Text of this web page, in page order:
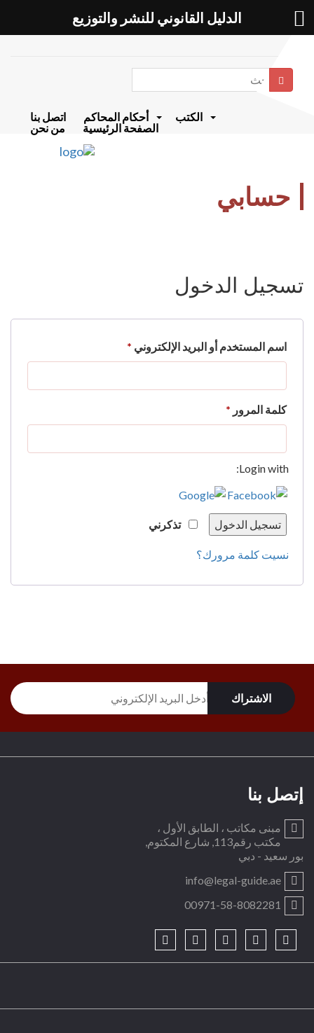
بحث
اتصل بنا أحكام المحاكم
الكتب
من نحن
الصفحة الرئيسية
حسابي
تسجيل الدخول
اسم المستخدم أو البريد الإلكتروني *
كلمة المرور *
Login with:
تذكرني تسجيل الدخول
نسيت كلمة مرورك؟
إتصل بنا
مبنى مكاتب ، الطابق الأول ،
مكتب رقم113, شارع المكتوم,
بور سعيد - دبي
info@legal-guide.ae
00971-58-8082281
الدليل القانوني للنشر والتوزيع